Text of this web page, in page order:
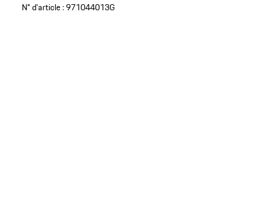
N° d'article :971044013G